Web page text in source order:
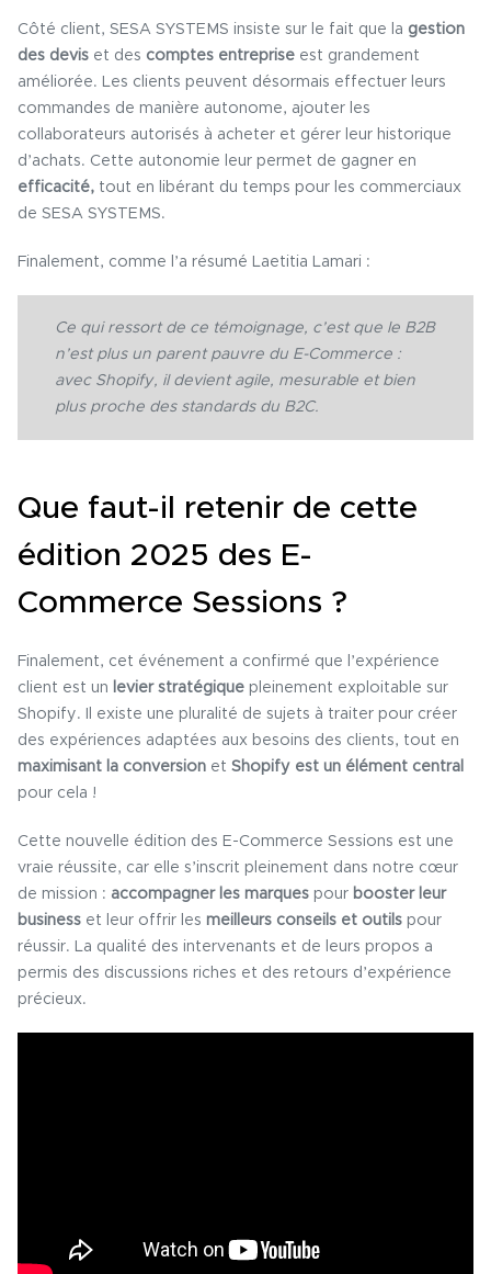
Côté client, SESA SYSTEMS insiste sur le fait que la gestion
des devis et des comptes entreprise est grandement
améliorée. Les clients peuvent désormais effectuer leurs
commandes de manière autonome, ajouter les
collaborateurs autorisés à acheter et gérer leur historique
d’achats. Cette autonomie leur permet de gagner en
efficacité, tout en libérant du temps pour les commerciaux
de SESA SYSTEMS.
Finalement, comme l’a résumé Laetitia Lamari :
Ce qui ressort de ce témoignage, c’est que le B2B
n’est plus un parent pauvre du E-Commerce :
avec Shopify, il devient agile, mesurable et bien
plus proche des standards du B2C.
Que faut-il retenir de cette
édition 2025 des E-
Commerce Sessions ?
Finalement, cet événement a confirmé que l’expérience
client est un
levier stratégique pleinement exploitable sur
Shopify. Il existe une pluralité de sujets à traiter pour créer
des expériences adaptées aux besoins des clients, tout en
maximisant la conversion et Shopify est un élément central
pour cela !
Cette nouvelle édition des E-Commerce Sessions est une
vraie réussite, car elle s’inscrit pleinement dans notre cœur
de mission : accompagner les marques pour booster leur
business et leur offrir les meilleurs conseils et outils pour
réussir. La qualité des intervenants et de leurs propos a
permis des discussions riches et des retours d’expérience
précieux.